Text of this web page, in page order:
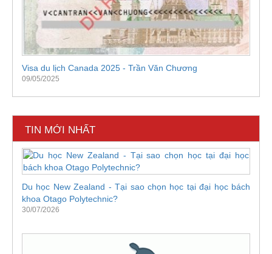
Visa du lịch Canada 2025 - Trần Văn Chương
09/05/2025
TIN MỚI NHẤT
Du học New Zealand - Tại sao chọn học tại đại học bách
khoa Otago Polytechnic?
30/07/2026